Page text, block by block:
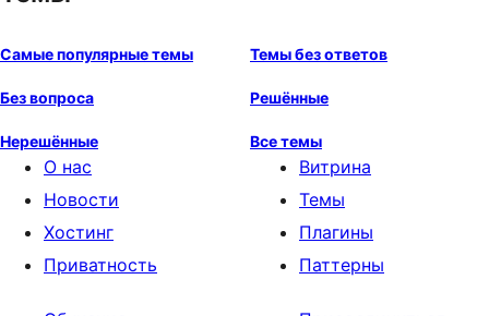
Самые популярные темы Темы без ответов
Без вопроса Решённые
Нерешённые Все темы
О нас
Новости
Хостинг
Приватность
Витрина
Темы
Плагины
Паттерны